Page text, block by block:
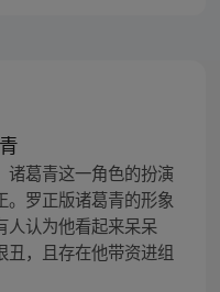
诸葛青这一角色的扮演
。罗正版诸葛青的形象
人认为他看起来呆呆
丑，且存在他带资进组